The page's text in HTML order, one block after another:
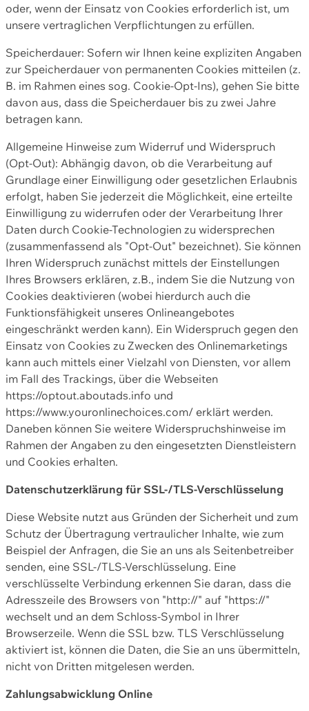
oder, wenn der Einsatz von Cookies erforderlich ist, um
unsere vertraglichen Verpflichtungen zu erfüllen.
Speicherdauer: Sofern wir Ihnen keine expliziten Angaben
zur Speicherdauer von permanenten Cookies mitteilen (z.
B. im Rahmen eines sog. Cookie-Opt-Ins), gehen Sie bitte
davon aus, dass die Speicherdauer bis zu zwei Jahre
betragen kann.
Allgemeine Hinweise zum Widerruf und Widerspruch
(Opt-Out): Abhängig davon, ob die Verarbeitung auf
Grundlage einer Einwilligung oder gesetzlichen Erlaubnis
erfolgt, haben Sie jederzeit die Möglichkeit, eine erteilte
Einwilligung zu widerrufen oder der Verarbeitung Ihrer
Daten durch Cookie-Technologien zu widersprechen
(zusammenfassend als "Opt-Out" bezeichnet). Sie können
Ihren Widerspruch zunächst mittels der Einstellungen
Ihres Browsers erklären, z.B., indem Sie die Nutzung von
Cookies deaktivieren (wobei hierdurch auch die
Funktionsfähigkeit unseres Onlineangebotes
eingeschränkt werden kann). Ein Widerspruch gegen den
Einsatz von Cookies zu Zwecken des Onlinemarketings
kann auch mittels einer Vielzahl von Diensten, vor allem
im Fall des Trackings, über die Webseiten
https://optout.aboutads.info und
https://www.youronlinechoices.com/ erklärt werden.
Daneben können Sie weitere Widerspruchshinweise im
Rahmen der Angaben zu den eingesetzten Dienstleistern
und Cookies erhalten.
Datenschutzerklärung für SSL-/TLS-Verschlüsselung
Diese Website nutzt aus Gründen der Sicherheit und zum
Schutz der Übertragung vertraulicher Inhalte, wie zum
Beispiel der Anfragen, die Sie an uns als Seitenbetreiber
senden, eine SSL-/TLS-Verschlüsselung. Eine
verschlüsselte Verbindung erkennen Sie daran, dass die
Adresszeile des Browsers von "http://" auf "https://"
wechselt und an dem Schloss-Symbol in Ihrer
Browserzeile. Wenn die SSL bzw. TLS Verschlüsselung
aktiviert ist, können die Daten, die Sie an uns übermitteln,
nicht von Dritten mitgelesen werden.
Zahlungsabwicklung Online